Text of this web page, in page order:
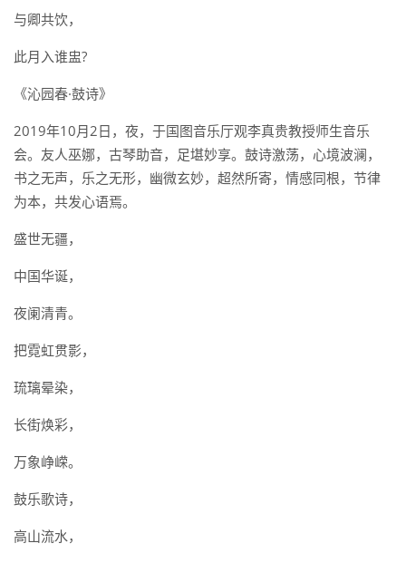
与卿共饮，
此月入谁盅?
《沁园春·鼓诗》
2019年10月2日，夜，于国图音乐厅观李真贵教授师生音乐
会。友人巫娜，古琴助音，足堪妙享。鼓诗激荡，心境波澜，
书之无声，乐之无形，幽微玄妙，超然所寄，情感同根，节律
为本，共发心语焉。
盛世无疆，
中国华诞，
夜阑清青。
把霓虹贯影，
琉璃晕染，
长街焕彩，
万象峥嵘。
鼓乐歌诗，
高山流水，